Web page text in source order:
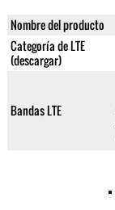
Nombre del producto
Categoría de LTE
(descargar)
Bandas LTE